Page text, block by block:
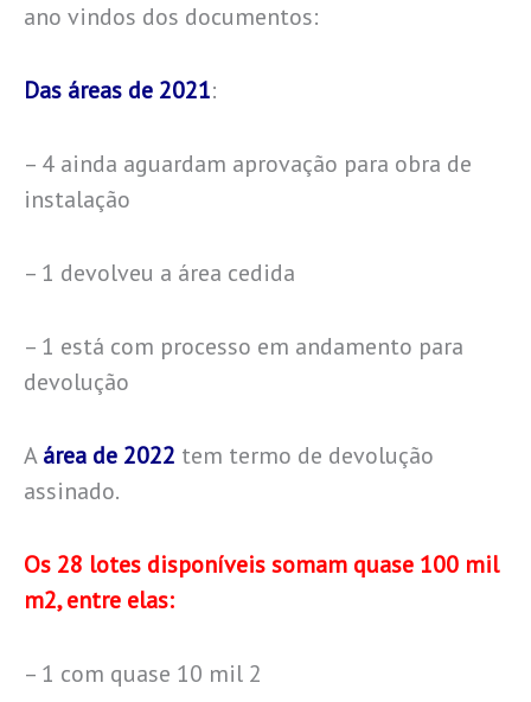
ano vindos dos documentos:
Das áreas de 2021:
– 4 ainda aguardam aprovação para obra de
instalação
– 1 devolveu a área cedida
– 1 está com processo em andamento para
devolução
Aárea de 2022 tem termo de devolução
assinado.
Os 28 lotes disponíveis somam quase 100 mil
m2, entre elas:
– 1 com quase 10 mil 2